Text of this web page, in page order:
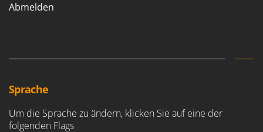
Abmelden
Sprache
Um die Sprache zu ändern, klicken Sie auf eine der
folgenden Flags